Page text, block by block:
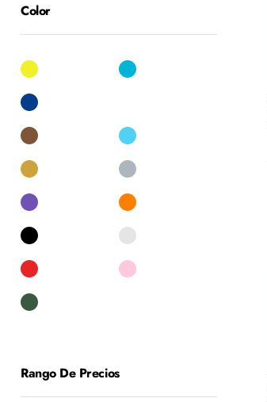
Color
Rango De Precios